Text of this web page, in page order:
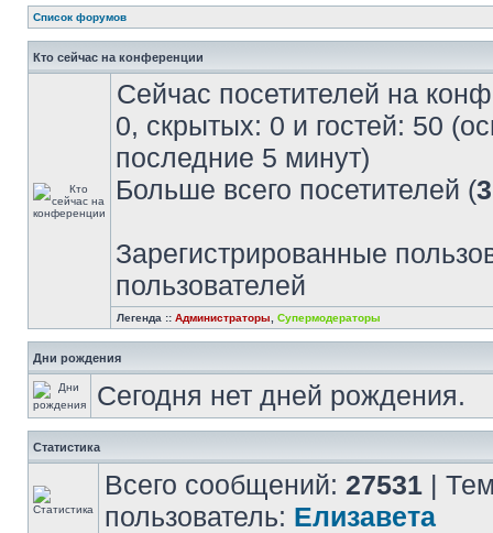
Список форумов
Кто сейчас на конференции
Сейчас посетителей на
0, скрытых: 0 и гостей: 50
последние 5 минут)
Больше всего посетителей (
Зарегистрированные
пользователей
Легенда :: Администраторы Супермодераторы
Дни рождения
Сегодня нет дней рождения.
Статистика
Всего сообщений: 27531 |
пользователь: Елизавета